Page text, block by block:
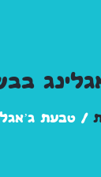
/ טבעת